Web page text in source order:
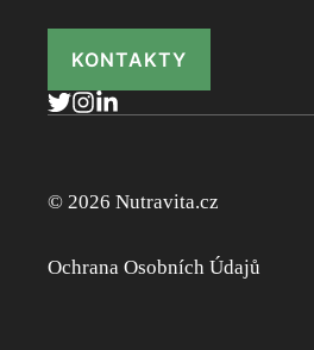
KONTAKTY
© 2026 Nutravita.cz
Ochrana Osobních Údajů